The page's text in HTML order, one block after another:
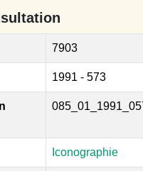
7903
1991 - 573
Iconographie